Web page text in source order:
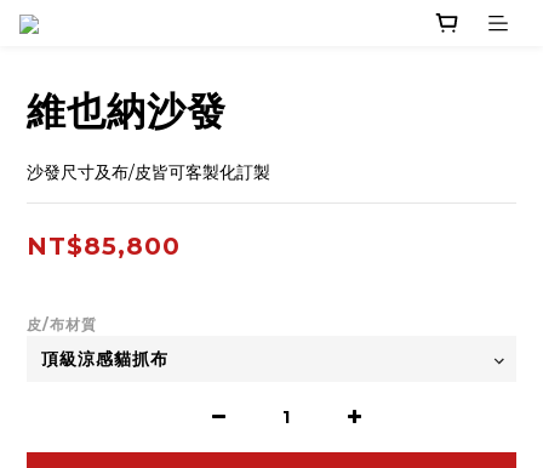
維也納沙發
沙發尺寸及布/皮皆可客製化訂製
NT$85,800
皮/布材質